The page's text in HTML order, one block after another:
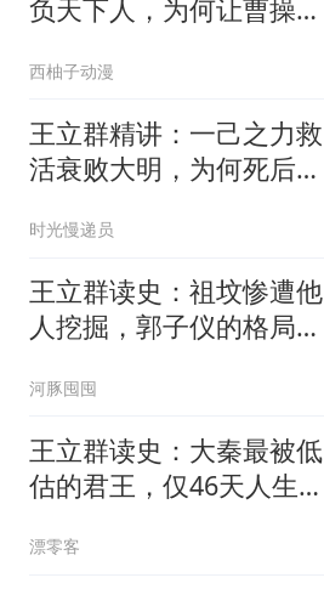
负天下人，为何让曹操背
西柚子动漫
王立群精讲：一己之力救
活衰败大明，为何死后落
时光慢递员
王立群读史：祖坟惨遭他
人挖掘，郭子仪的格局令
河豚囤囤
王立群读史：大秦最被低
估的君王，仅46天人生，
漂零客